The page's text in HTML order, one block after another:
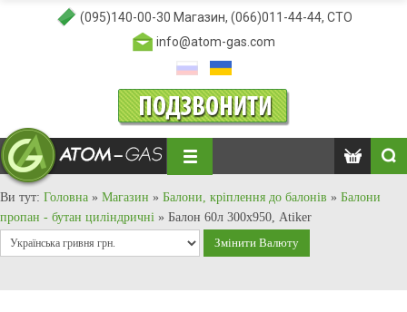
(095)140-00-30 Магазин, (066)011-44-44, СТО
info@atom-gas.com
Ви тут: Головна » Магазин » Балони, кріплення до балонів » Балони
пропан - бутан циліндричні » Балон 60л 300х950, Atiker